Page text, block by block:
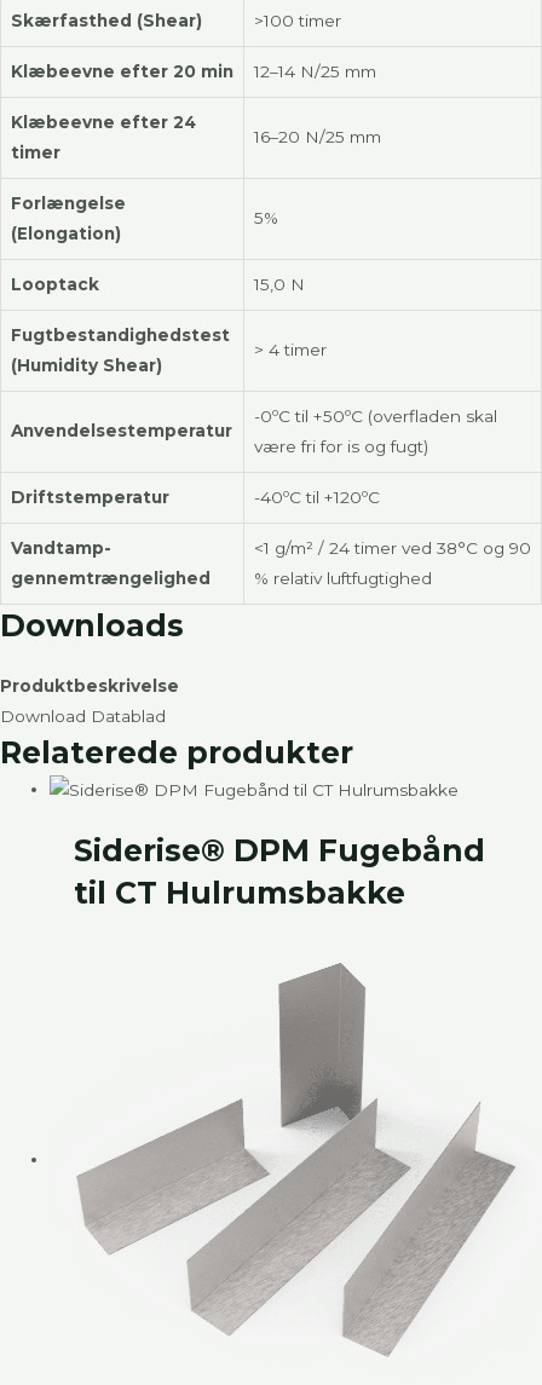
Skærfasthed (Shear) >100 timer
Klæbeevne efter 20 min 12–14 N/25 mm
Klæbeevne efter 24
timer
16–20 N/25 mm
Forlængelse
(Elongation)
5%
Looptack 15,0 N
Fugtbestandighedstest
(Humidity Shear)
> 4 timer
Anvendelsestemperatur
-0ºC til +50ºC (overfladen skal
være fri for is og fugt)
Driftstemperatur -40ºC til +120ºC
Vandtamp-
gennemtrængelighed
<1 g/m² / 24 timer ved 38°C og 90
% relativ luftfugtighed
Downloads
Produktbeskrivelse
Download Datablad
Relaterede produkter​
Siderise® DPM Fugebånd
til CT Hulrumsbakke